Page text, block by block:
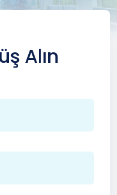
Alın